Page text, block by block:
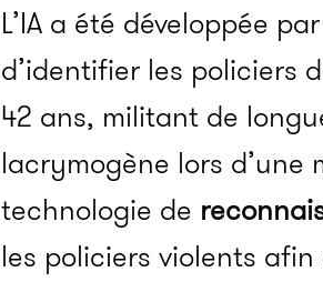
L’IA a été développée
d’identifier les policiers
42 ans, militant de
lacrymogène lors
technologie de
les policiers violents